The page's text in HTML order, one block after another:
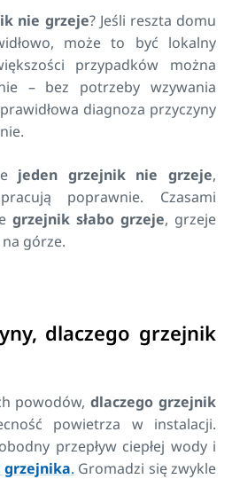
nie grzeje? Jeśli reszta domu
może to być lokalny
przypadków można
– bez potrzeby wzywania
diagnoza przyczyny
jeden grzejnik nie grzeje,
poprawnie. Czasami
grzejnik słabo grzeje, grzeje
górze.
dlaczego grzejnik
powodów,dlaczego grzejnik
powietrza w instalacji.
przepływ ciepłej wody i
grzejnika. Gromadzi się zwykle